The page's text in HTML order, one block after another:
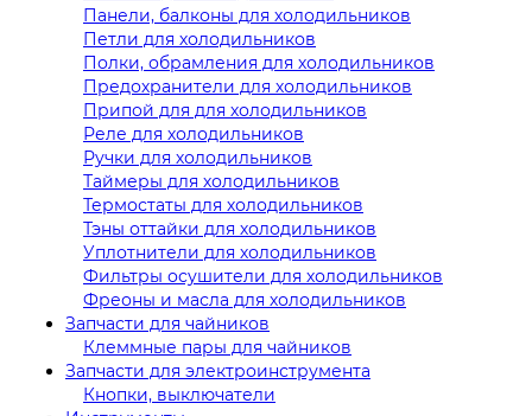
Панели, балконы для холодильников
Петли для холодильников
Полки, обрамления для холодильников
Предохранители для холодильников
Припой для для холодильников
Реле для холодильников
Ручки для холодильников
Таймеры для холодильников
Термостаты для холодильников
Тэны оттайки для холодильников
Уплотнители для холодильников
Фильтры осушители для холодильников
Фреоны и масла для холодильников
Запчасти для чайников
Клеммные пары для чайников
Запчасти для электроинструмента
Кнопки, выключатели